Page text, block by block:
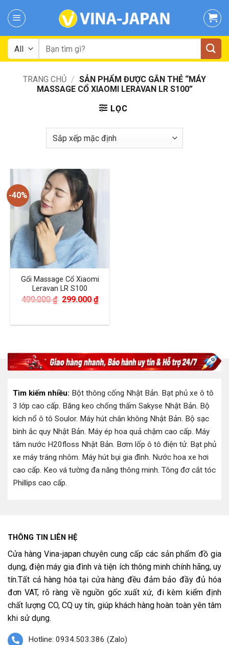
Tìm
kiếm:
TRANG CHỦ / SẢN PHẨM ĐƯỢC GẮN THẺ “MÁY
MASSAGE CỔ XIAOMI LERAVAN LR S100”
LỌC
-40%
Gối Massage Cổ Xiaomi
Leravan LR S100
499.000₫ Giá
499.000 ₫.
299.000₫Giá
hiện
là:
Tìm kiếm nhiều: Bột thông cống Nhật Bản. Bạt phủ xe ô tô
3 lớp cao cấp. Băng keo chống thấm Sakyse Nhật Bản. Bộ
kích nổ ô tô Soulor. Máy hút chân không Nhật Bản. Bộ sạc
bình ắc quy Nhật Bản. Máy ép hoa quả chậm cao cấp. Máy
tăm nước H20floss Nhật Bản. Bơm lốp ô tô điện tử. Bạt phủ
xe máy tráng nhôm. Máy hút bụi gia đình. Nước hoa xe hơi
cao cấp. Keo vá tường đa năng thông minh. Tông đơ cắt tóc
Phillips cao cấp.
THÔNG TIN LIÊN HỆ
Cửa hàng Vina-japan chuyên cung cấp các sản phẩm đồ gia
dụng, điện máy gia đình và tiện ích thông minh chính hãng, uy
tín.Tất cả hàng hóa tại cửa hàng đều đảm bảo đầy đủ hóa
đơn VAT, rõ ràng về nguồn gốc xuất xứ, đi kèm kiểm định
chất lượng CO, CQ uy tín, giúp khách hàng hoàn toàn yên tâm
khi sử dụng.
Hotline: 0934.503.386 (Zalo)